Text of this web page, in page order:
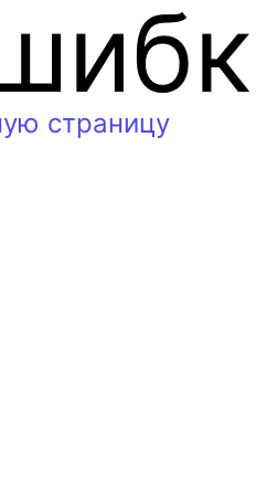
страницу